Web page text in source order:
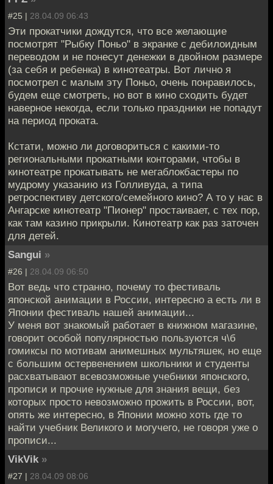
#25 | 28.04.09 06:43
Эти прокатчики дождутся, что все желающие
посмотрят "Рыбку Поньо" в экранке с дебилоидным
переводом и не понесут денежки в двойном размере
(за себя и ребенка) в кинотеатры. Вот лично я
посмотрел с малым эту Поньо, очень понравилось,
будем еще смотреть, но вот в кино сходить будет
наверное некогда, если только праздники не попадут
на период проката.
Кстати, можно ли договориться с какими-то
региональными прокатными конторами, чтобы в
кинотеатре прокатывать не мегаблокбастеры по
мудрому указанию из Голливуда, а типа
ретроспективу детского/семейного кино? А то у нас в
Ангарске кинотеатр "Пионер" простаивает, с тех пор,
как там казино прикрыли. Кинотеатр как раз заточен
для детей.
Sangui »
#26 | 28.04.09 06:50
Вот ведь что странно, почему то фестиваль
японской анимации в России, интересно а есть ли в
Японии фестиваль нашей анимации...
У меня вот знакомый работает в книжном магазине,
говорит особой популярностью пользуются ч\б
гомиксы по мотивам анимешных мультяшек, но еще
с большим остервенением школьники и студенты
расхватывают всевозможные учебники японского,
прописи и прочие нужные для знания вещи, без
которых просто невозможно прожить в России, вот,
опять же интересно, в Японии можно хоть где то
найти учебник Великого и могучего, не говоря уже о
прописи...
VikVik »
#27 | 28.04.09 08:06